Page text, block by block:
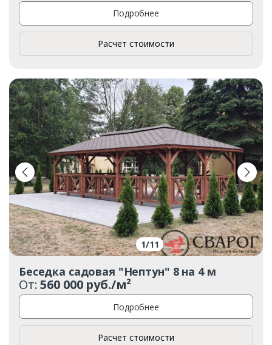
Подробнее
Расчет стоимости
1/11
Беседка садовая "Нептун" 8 на 4 м
От:560 000 руб./м²
Подробнее
Расчет стоимости